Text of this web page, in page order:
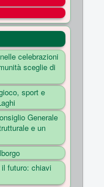
celebrazioni
sceglie di
sport e
Generale
e un
futuro: chiavi